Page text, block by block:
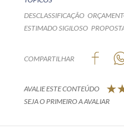
DESCLASSIFICAÇÃO
ESTIMADO SIGILOSO
COMPARTILHAR
AVALIE ESTE CONTEÚDO
SEJA O PRIMEIRO A AVALIAR